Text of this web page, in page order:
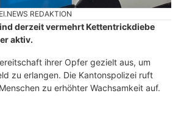
REDAKTION
derzeit vermehrt Kettentrickdiebe
aktiv.
ihrer Opfer gezielt aus, um
zu erlangen. Die Kantonspolizei ruft
zu erhöhter Wachsamkeit auf.